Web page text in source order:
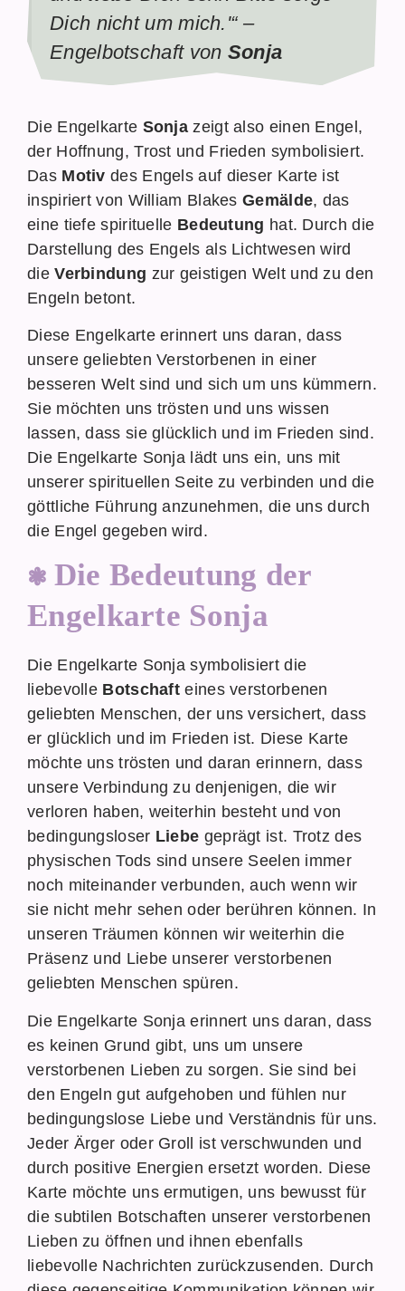
Dich nicht um mich.'“ –
Engelbotschaft von Sonja
Die Engelkarte Sonja zeigt also einen Engel,
der Hoffnung, Trost und Frieden symbolisiert.
Das Motiv des Engels auf dieser Karte ist
inspiriert von William BlakesGemälde, das
eine tiefe spirituelle Bedeutung hat. Durch die
Darstellung des Engels als Lichtwesen wird
dieVerbindung zur geistigen Welt und zu den
Engeln betont.
Diese Engelkarte erinnert uns daran, dass
unsere geliebten Verstorbenen in einer
besseren Welt sind und sich um uns kümmern.
Sie möchten uns trösten und uns wissen
lassen, dass sie glücklich und im Frieden sind.
Die Engelkarte Sonja lädt uns ein, uns mit
unserer spirituellen Seite zu verbinden und die
göttliche Führung anzunehmen, die uns durch
die Engel gegeben wird.
Die Bedeutung der
Engelkarte Sonja
Die Engelkarte Sonja symbolisiert die
liebevolle Botschaft eines verstorbenen
geliebten Menschen, der uns versichert, dass
er glücklich und im Frieden ist. Diese Karte
möchte uns trösten und daran erinnern, dass
unsere Verbindung zu denjenigen, die wir
verloren haben, weiterhin besteht und von
bedingungsloser Liebe geprägt ist. Trotz des
physischen Tods sind unsere Seelen immer
noch miteinander verbunden, auch wenn wir
sie nicht mehr sehen oder berühren können. In
unseren Träumen können wir weiterhin die
Präsenz und Liebe unserer verstorbenen
geliebten Menschen spüren.
Die Engelkarte Sonja erinnert uns daran, dass
es keinen Grund gibt, uns um unsere
verstorbenen Lieben zu sorgen. Sie sind bei
den Engeln gut aufgehoben und fühlen nur
bedingungslose Liebe und Verständnis für uns.
Jeder Ärger oder Groll ist verschwunden und
durch positive Energien ersetzt worden. Diese
Karte möchte uns ermutigen, uns bewusst für
die subtilen Botschaften unserer verstorbenen
Lieben zu öffnen und ihnen ebenfalls
liebevolle Nachrichten zurückzusenden. Durch